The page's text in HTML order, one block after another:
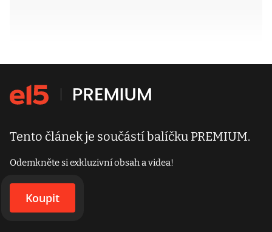
Tento článek je součástí balíčku PREMIUM.
Odemkněte si exkluzivní obsah a videa!
Koupit